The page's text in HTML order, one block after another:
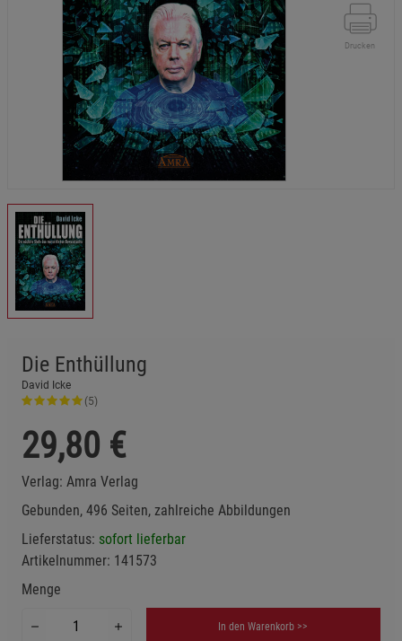
Drucken
Die Enthüllung
David Icke
(5)
29,80 €
Verlag: Amra Verlag
Gebunden, 496 Seiten, zahlreiche Abbildungen
Lieferstatus: sofort lieferbar
Artikelnummer: 141573
Menge
In den Warenkorb >>